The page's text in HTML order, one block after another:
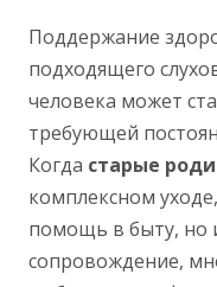
Поддержание
подходящего
человека может
требующей
Когда старые
комплексном
помощь в быту, но
сопровождение,